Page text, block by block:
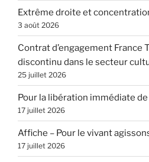
Extrême droite et
3 août 2026
Contrat d’engagement France
discontinu dans le secteur
25 juillet 2026
Pour la libération immédiate
17 juillet 2026
Affiche – Pour le vivant
17 juillet 2026